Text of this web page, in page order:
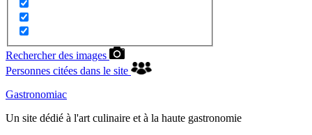
Rechercher des images
Personnes citées dans le site
Gastronomiac
Un site dédié à l'art culinaire et à la haute gastronomie